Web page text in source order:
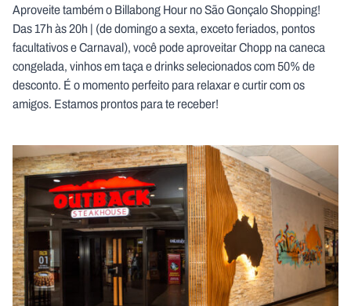
Aproveite também o Billabong Hour no São Gonçalo Shopping!
Das 17h às 20h | (de domingo a sexta, exceto feriados, pontos
facultativos e Carnaval), você pode aproveitar Chopp na caneca
congelada, vinhos em taça e drinks selecionados com 50% de
desconto. É o momento perfeito para relaxar e curtir com os
amigos. Estamos prontos para te receber!